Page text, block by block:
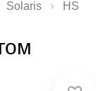
Solaris HS